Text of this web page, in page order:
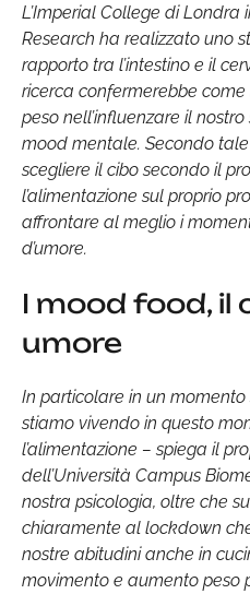
L’Imperial College di
Research ha realizzato uno
rapporto tra l’intestino e il
ricerca confermerebbe come
peso nell’influenzare il
mood mentale. Secondo
scegliere il cibo secondo il
l’alimentazione sul proprio
affrontare al meglio i
d’umore.
I mood food, il
umore
In particolare in un
stiamo vivendo in questo
l’alimentazione – spiega il
dell’Università Campus
nostra psicologia, oltre che
chiaramente al lockdown
nostre abitudini anche in
movimento e aumento peso